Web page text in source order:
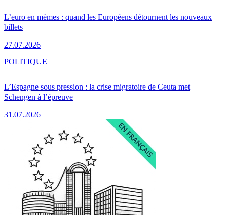
L’euro en mèmes : quand les Européens détournent les nouveaux
billets
27.07.2026
L’Espagne sous pression : la crise migratoire de Ceuta met
Schengen à l’épreuve
31.07.2026
POLITIQUE